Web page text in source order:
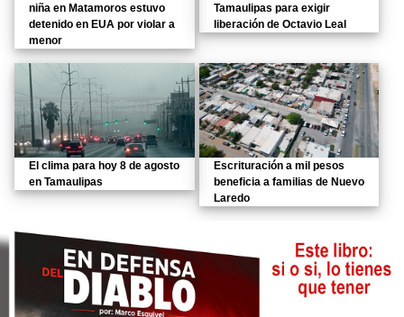
niña en Matamoros estuvo
detenido en EUA por violar a
menor
Tamaulipas para exigir
liberación de Octavio Leal
El clima para hoy 8 de agosto
en Tamaulipas
Escrituración a mil pesos
beneficia a familias de Nuevo
Laredo